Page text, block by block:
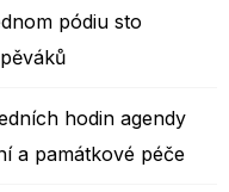
pódiu sto
hodin agendy
a památkové péče